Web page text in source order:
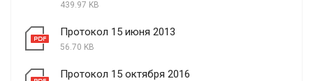
439.97 KB
Протокол 15 июня 2013
56.70 KB
Протокол 15 октября 2016